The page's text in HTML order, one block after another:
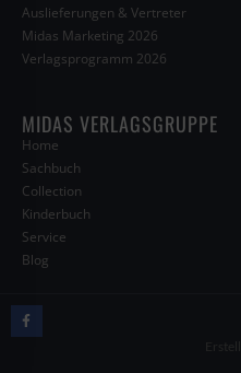
Auslieferungen & Vertreter
Midas Marketing 2026
Verlagsprogramm 2026
MIDAS VERLAGSGRUPPE
Home
Sachbuch
Collection
Kinderbuch
Service
Blog